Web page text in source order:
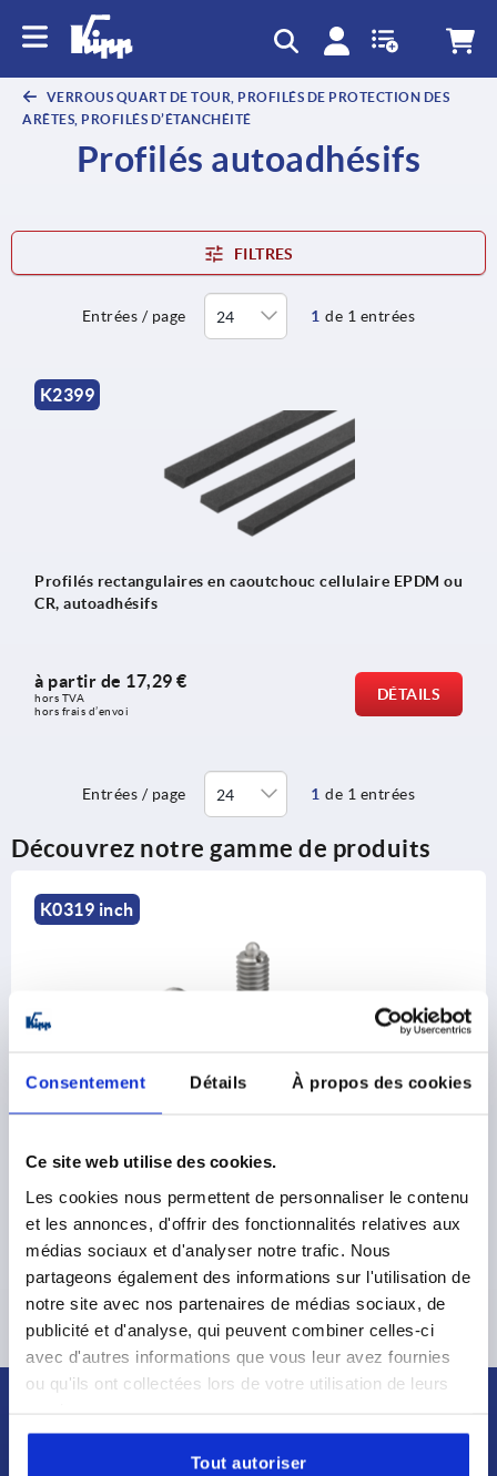
Consentement Détails À propos des cookies
Ce site web utilise des cookies.
Les cookies nous permettent de personnaliser le contenu
et les annonces, d'offrir des fonctionnalités relatives aux
médias sociaux et d'analyser notre trafic. Nous
partageons également des informations sur l'utilisation de
notre site avec nos partenaires de médias sociaux, de
publicité et d'analyse, qui peuvent combiner celles-ci
avec d'autres informations que vous leur avez fournies
ou qu'ils ont collectées lors de votre utilisation de leurs
Tout autoriser
VERROUS QUART DE TOUR, PROFILÉS DE PROTECTION DES
ARÊTES, PROFILÉS D’ÉTANCHÉITÉ
Profilés autoadhésifs
FILTRES
Entrées / page 1 de 1 entrées
K2399
Profilés rectangulaires en caoutchouc cellulaire EPDM ou
CR, autoadhésifs
à partir de 17,29 €
hors TVA
hors frais d’envoi
DÉTAILS
Entrées / page 1 de 1 entrées
Découvrez notre gamme de produits
K0319 inch
Poussoir à ressort à six pans creux et avec doigt d‘appui,
acier Inox - inch
à partir de6,91 €
hors frais d’envoi
DÉTAILS